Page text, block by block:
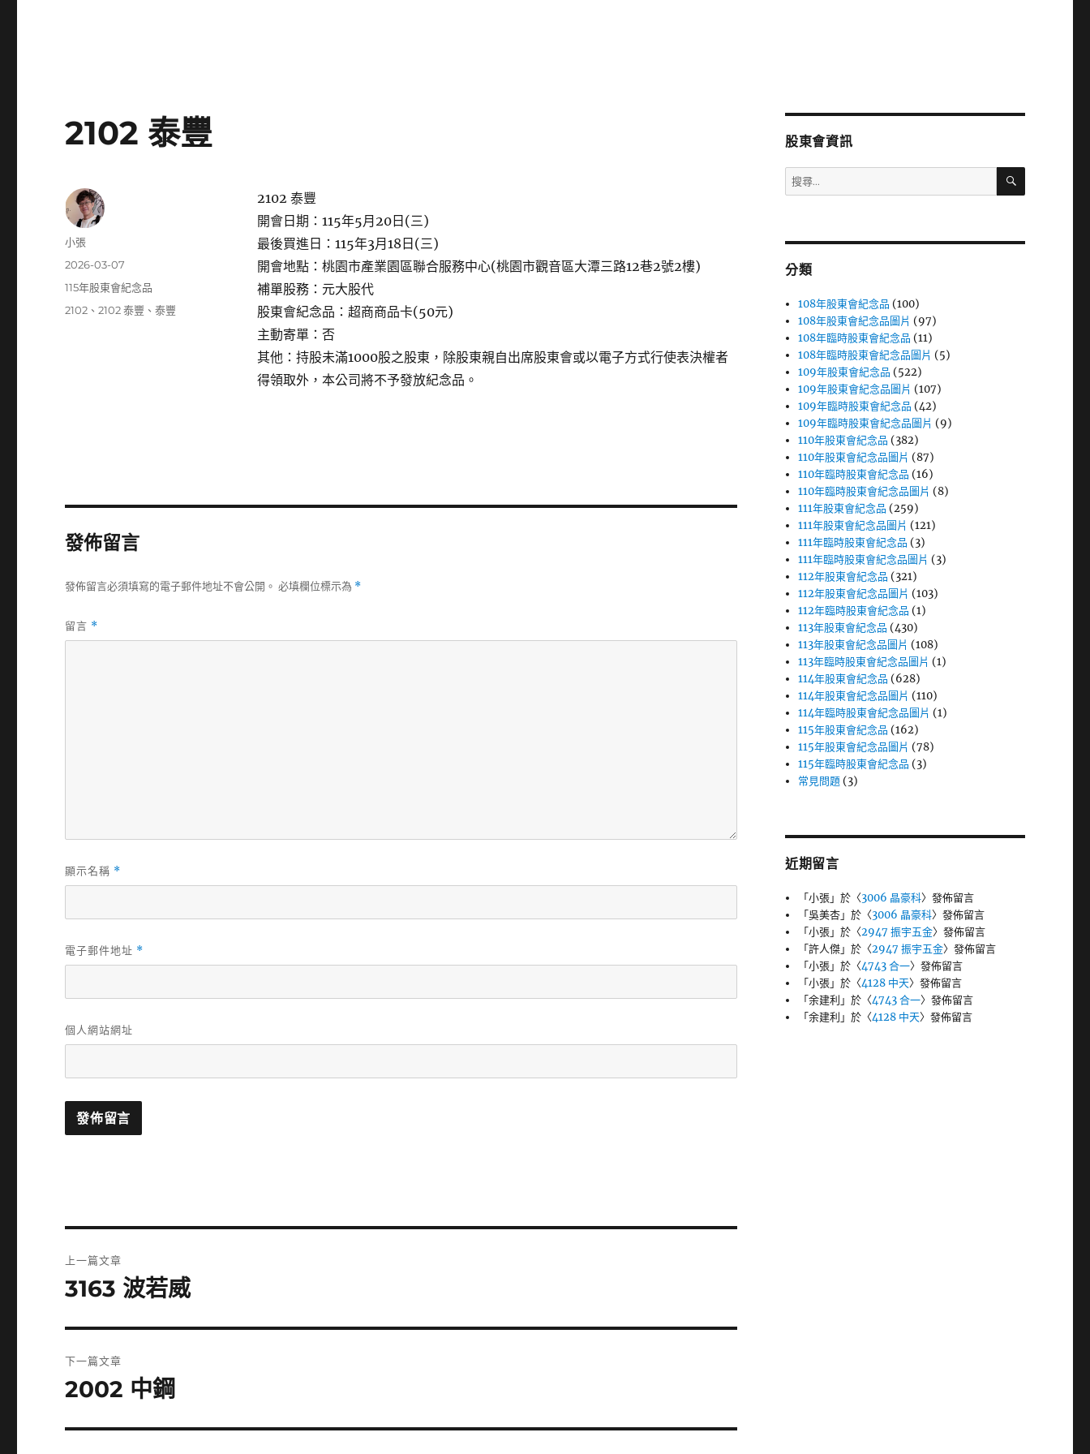
2102 泰豐
2102 泰豐
開會日期：115年5月20日(三)
最後買進日：115年3月18日(三)
開會地點：桃園市產業園區聯合服務中心(桃園市觀音區大潭三路12巷2號2樓)
補單股務：元大股代
股東會紀念品：超商商品卡(50元)
主動寄單：否
其他：持股未滿1000股之股東，除股東親自出席股東會或以電子方式行使表決權者
得領取外，本公司將不予發放紀念品。
作
小張
發
期:
2026-03-07
分
115年股東會紀念品
標
2102 、2102 泰豐 、泰豐
發佈留言
發佈留言必須填寫的電子郵件地址不會公開。 必填欄位標示為 *
留言 *
顯示名稱 *
電子郵件地址 *
個人網站網址
章
上一篇文章
上
篇
文
3163 波若威
下一篇文章
下
篇
2002 中鋼
股東會資訊
搜
尋
字:
搜
分類
108年股東會紀念品 (100)
108年股東會紀念品圖片 (97)
108年臨時股東會紀念品 (11)
108年臨時股東會紀念品圖片 (5)
109年股東會紀念品 (522)
109年股東會紀念品圖片 (107)
109年臨時股東會紀念品 (42)
109年臨時股東會紀念品圖片 (9)
110年股東會紀念品 (382)
110年股東會紀念品圖片 (87)
110年臨時股東會紀念品 (16)
110年臨時股東會紀念品圖片 (8)
111年股東會紀念品 (259)
111年股東會紀念品圖片 (121)
111年臨時股東會紀念品 (3)
111年臨時股東會紀念品圖片 (3)
112年股東會紀念品 (321)
112年股東會紀念品圖片 (103)
112年臨時股東會紀念品 (1)
113年股東會紀念品 (430)
113年股東會紀念品圖片 (108)
113年臨時股東會紀念品圖片 (1)
114年股東會紀念品 (628)
114年股東會紀念品圖片 (110)
114年臨時股東會紀念品圖片 (1)
115年股東會紀念品 (162)
115年股東會紀念品圖片 (78)
115年臨時股東會紀念品 (3)
常見問題 (3)
近期留言
「小張」於〈3006 晶豪科〉發佈留言
「吳美杏」於〈3006 晶豪科〉發佈留言
「小張」於〈2947 振宇五金〉發佈留言
「許人傑」於〈2947 振宇五金〉發佈留言
「小張」於〈4743 合一〉發佈留言
「小張」於〈4128 中天〉發佈留言
「余建利 」於〈4743 合一〉發佈留言
「余建利 」於〈4128 中天〉發佈留言